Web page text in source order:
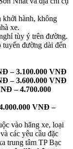
khởi hành, không
xe.
tùy ý trên đường.
đường dài đến
– 3.100.000 VNĐ
– 3.600.000 VNĐ
– 4.700.000
VNĐ –
vào hãng xe, loại
các yêu cầu đặc
trung tâm TP Bạc